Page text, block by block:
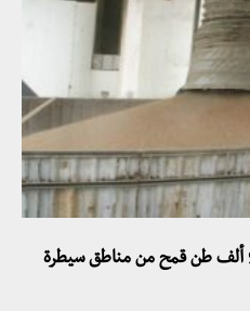
حكومة عماد خميس تشتري 900 ألف طن قمح من مناطق سيطرة